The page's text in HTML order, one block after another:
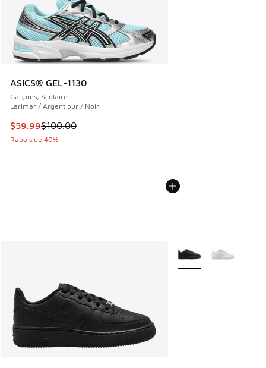
ASICS® GEL-1130
Garçons, Scolaire
Larimar / Argent pur / Noir
Cet article est en solde. Le prix est passé de $100.00 à
$59.99$100.00
Rabais de 40%
Plus de couleurs